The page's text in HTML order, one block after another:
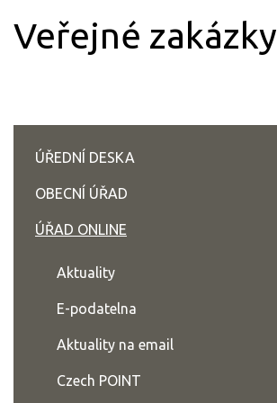
Veřejné zakázky
ÚŘEDNÍ DESKA
OBECNÍ ÚŘAD
ÚŘAD ONLINE
Aktuality
E-podatelna
Aktuality na email
Czech POINT